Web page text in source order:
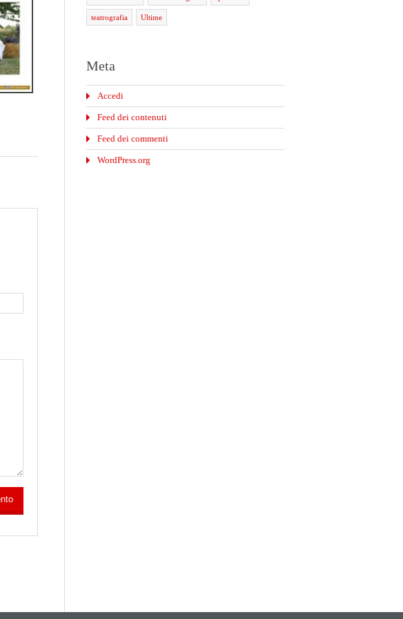
teatrografia Ultime
Meta
Accedi
Feed dei contenuti
Feed dei commenti
WordPress.org